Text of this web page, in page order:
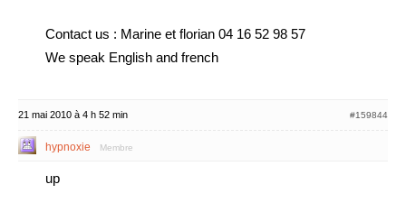
Contact us : Marine et florian 04 16 52 98 57
We speak English and french
21 mai 2010 à 4 h 52 min #159844
hypnoxie Membre
up